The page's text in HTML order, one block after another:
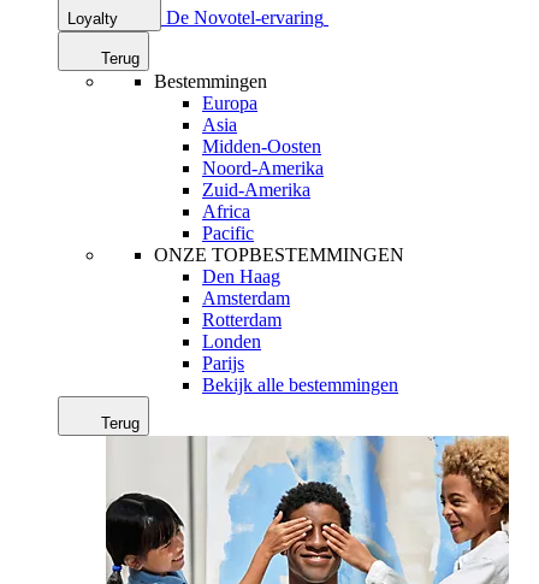
Loyalty De Novotel-ervaring
Terug
Bestemmingen
Europa
Asia
Midden-Oosten
Noord-Amerika
Zuid-Amerika
Africa
Pacific
ONZE TOPBESTEMMINGEN
Den Haag
Amsterdam
Rotterdam
Londen
Parijs
Bekijk alle bestemmingen
Terug